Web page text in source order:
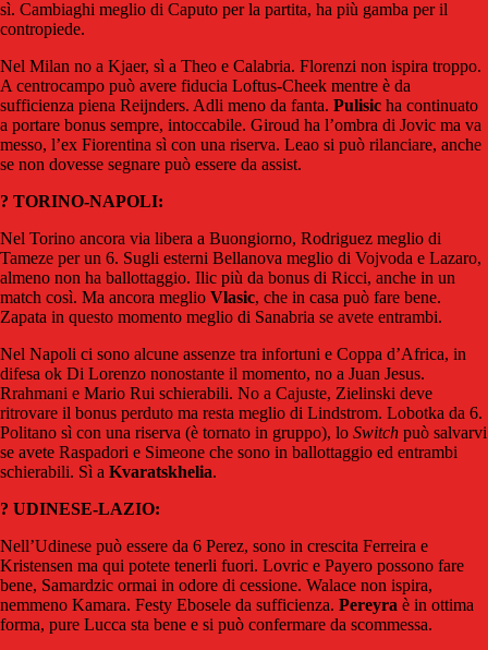
sì. Cambiaghi meglio di Caputo per la partita, ha più gamba per il
contropiede.
Nel Milan no a Kjaer, sì a Theo e Calabria. Florenzi non ispira troppo.
A centrocampo può avere fiducia Loftus-Cheek mentre è da
sufficienza piena Reijnders. Adli meno da fanta. Pulisic ha continuato
a portare bonus sempre, intoccabile. Giroud ha l’ombra di Jovic ma va
messo, l’ex Fiorentina sì con una riserva. Leao si può rilanciare, anche
se non dovesse segnare può essere da assist.
? TORINO-NAPOLI:
Nel Torino ancora via libera a Buongiorno, Rodriguez meglio di
Tameze per un 6. Sugli esterni Bellanova meglio di Vojvoda e Lazaro,
almeno non ha ballottaggio. Ilic più da bonus di Ricci, anche in un
match così. Ma ancora meglio Vlasic, che in casa può fare bene.
Zapata in questo momento meglio di Sanabria se avete entrambi.
Nel Napoli ci sono alcune assenze tra infortuni e Coppa d’Africa, in
difesa ok Di Lorenzo nonostante il momento, no a Juan Jesus.
Rrahmani e Mario Rui schierabili. No a Cajuste, Zielinski deve
ritrovare il bonus perduto ma resta meglio di Lindstrom. Lobotka da 6.
Politano sì con una riserva (è tornato in gruppo), lo Switch può salvarvi
se avete Raspadori e Simeone che sono in ballottaggio ed entrambi
schierabili. Sì a Kvaratskhelia.
? UDINESE-LAZIO:
Nell’Udinese può essere da 6 Perez, sono in crescita Ferreira e
Kristensen ma qui potete tenerli fuori. Lovric e Payero possono fare
bene, Samardzic ormai in odore di cessione. Walace non ispira,
nemmeno Kamara. Festy Ebosele da sufficienza. Pereyra è in ottima
forma, pure Lucca sta bene e si può confermare da scommessa.